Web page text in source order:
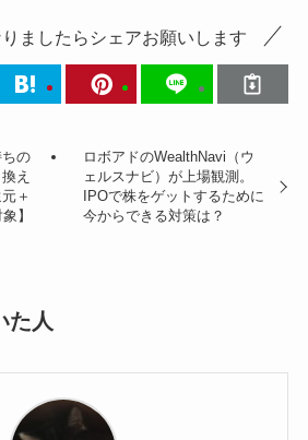
ましたらシェアお願いします
ちの
え
＋
】
ロボアドのWealthNavi（ウ
ェルスナビ）が上場観測。
IPOで株をゲットするために
今からできる対策は？
た人